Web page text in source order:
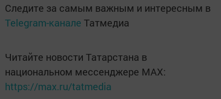
Следите за самым важным и интересным в
Telegram-канале Татмедиа
Читайте новости Татарстана в
национальном мессенджере MАХ:
https://max.ru/tatmedia